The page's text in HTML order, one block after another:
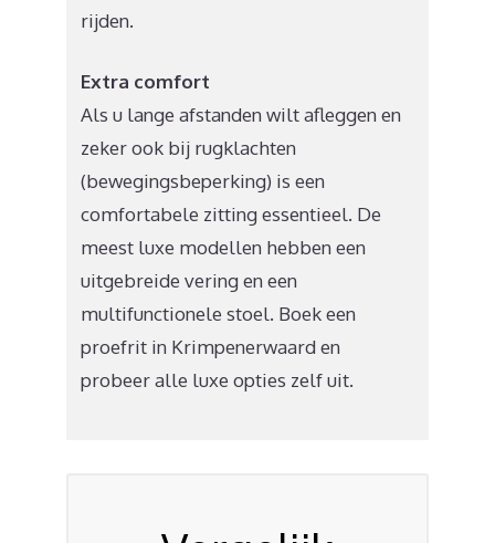
rijden.
Extra comfort
Als u lange afstanden wilt afleggen en
zeker ook bij rugklachten
(bewegingsbeperking) is een
comfortabele zitting essentieel. De
meest luxe modellen hebben een
uitgebreide vering en een
multifunctionele stoel. Boek een
proefrit in Krimpenerwaard en
probeer alle luxe opties zelf uit.